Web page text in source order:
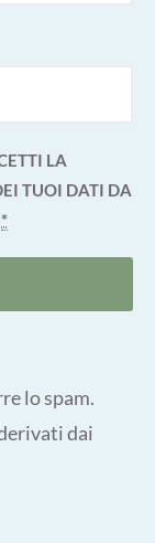
LA
TUOI DATI DA
*
lo spam.
dai